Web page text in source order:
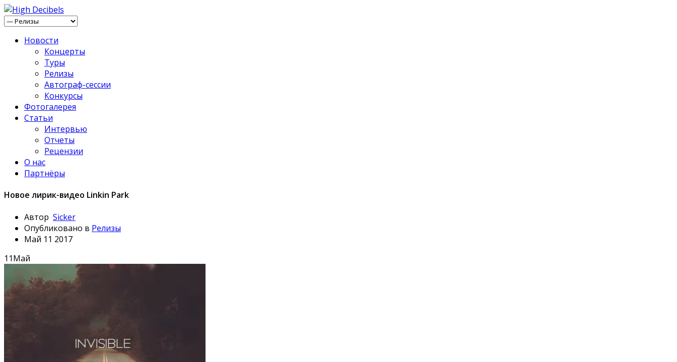
Новости
Концерты
Туры
Релизы
Автограф-сессии
Конкурсы
Фотогалерея
Статьи
Интервью
Отчеты
Рецензии
О нас
Партнёры
Новое лирик-видео Linkin Park
Автор Sicker
Опубликовано в Релизы
Май 11 2017
11Май